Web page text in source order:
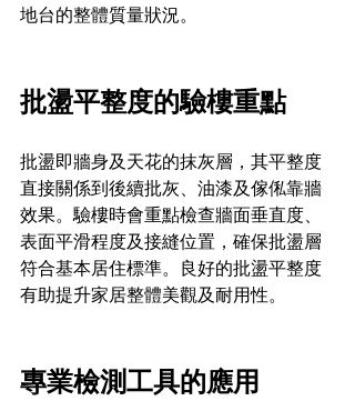
地台的整體質量狀況。
批盪平整度的驗樓重點
批盪即牆身及天花的抹灰層，其平整度
直接關係到後續批灰、油漆及傢俬靠牆
效果。驗樓時會重點檢查牆面垂直度、
表面平滑程度及接縫位置，確保批盪層
符合基本居住標準。良好的批盪平整度
有助提升家居整體美觀及耐用性。
專業檢測工具的應用